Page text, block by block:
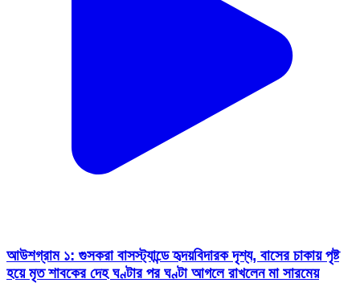
আউশগ্রাম ১: গুসকরা বাসস্ট্যান্ডে হৃদয়বিদারক দৃশ্য, বাসের চাকায় পৃষ্ট
হয়ে মৃত শাবকের দেহ ঘণ্টার পর ঘণ্টা আগলে রাখলেন মা সারমেয়